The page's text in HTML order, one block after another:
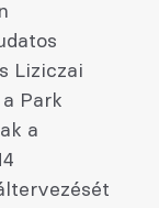
Liziczai
Park
a